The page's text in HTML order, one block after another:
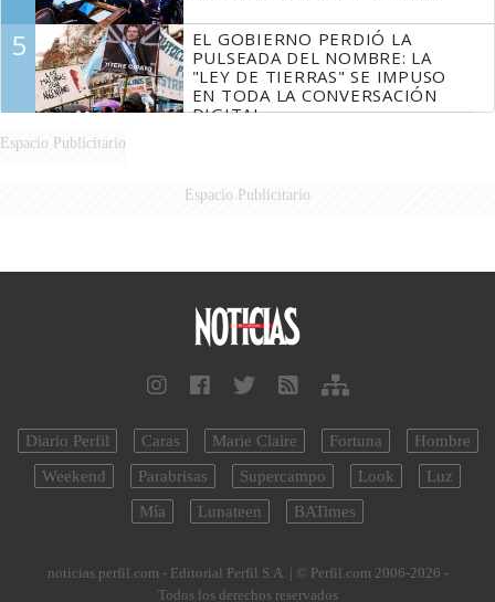
5
EL GOBIERNO PERDIÓ LA
PULSEADA DEL NOMBRE: LA
"LEY DE TIERRAS" SE IMPUSO
EN TODA LA CONVERSACIÓN
DIGITAL
Espacio Publicitario
Espacio Publicitario
Diario Perfil Caras Marie Claire Fortuna
Hombre
Weekend
Parabrisas Supercampo Look
Luz
Mía
Lunateen BATimes
noticias.perfil.com - Editorial Perfil S.A. | © Perfil.com 2006-2026 -
Todos los derechos reservados